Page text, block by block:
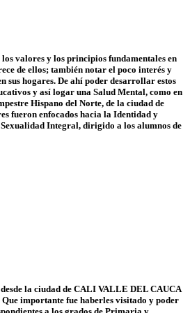
valores y los principios fundamentales en
de ellos; también notar el poco interés y
sus hogares. De ahí poder desarrollar estos
y así logar una Salud Mental, como en
Hispano del Norte, de la ciudad de
fueron enfocados hacia la Identidad y
Integral, dirigido a los alumnos de
la ciudad de CALI VALLE DEL CAUCA
importante fue haberles visitado y poder